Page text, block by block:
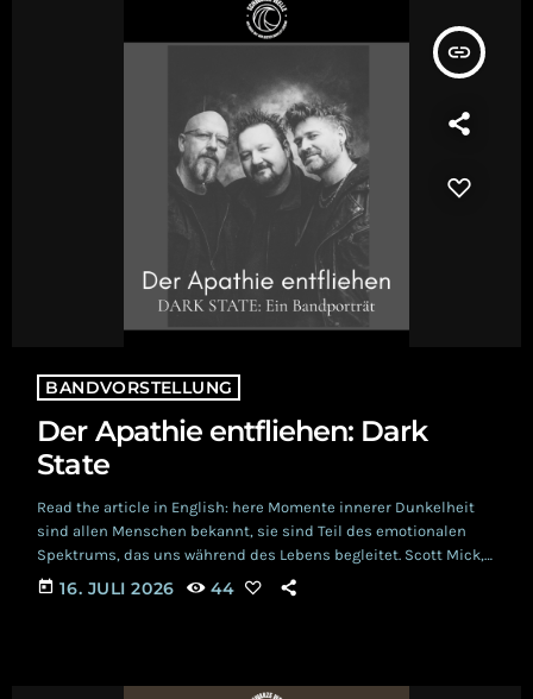
insert_link
BANDVORSTELLUNG
Der Apathie entfliehen: Dark
State
Read the article in English: here Momente innerer Dunkelheit
sind allen Menschen bekannt, sie sind Teil des emotionalen
Spektrums, das uns während des Lebens begleitet. Scott Mick,
der Sänger von Dark State, hält fest, dass er sich im Augenblick
des Schreibens in einem dunklen Zustand befinde,
today 16. JULI 2026 44